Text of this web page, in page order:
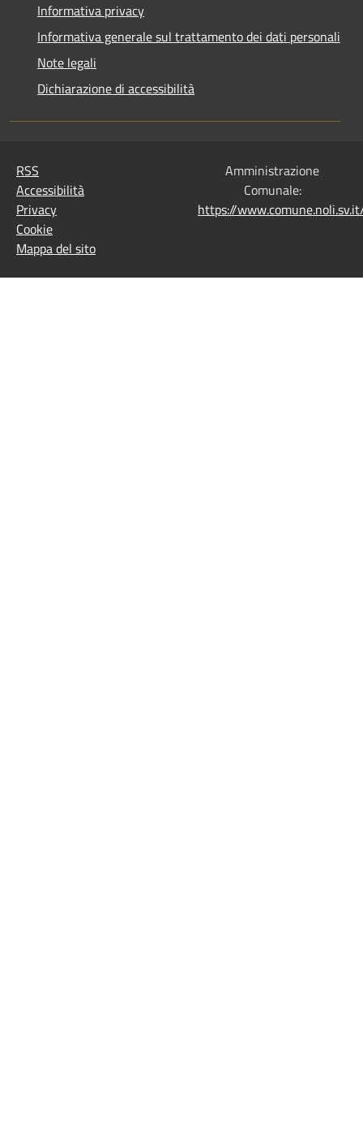
Informativa privacy
Informativa generale sul trattamento dei dati personali
Note legali
Dichiarazione di accessibilità
RSS
Accessibilità
Privacy
Cookie
Mappa del sito
Amministrazione
Comunale:
https://